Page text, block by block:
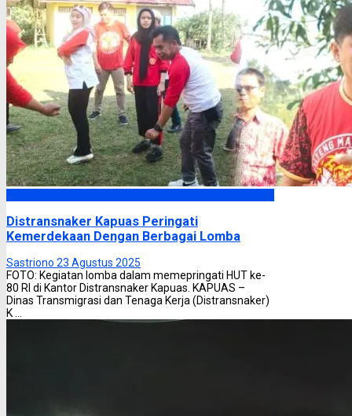
Distransnaker Kapuas Peringati
Kemerdekaan Dengan Berbagai Lomba
Sastriono 23 Agustus 2025
FOTO: Kegiatan lomba dalam memepringati HUT ke-
80 RI di Kantor Distransnaker Kapuas. KAPUAS –
Dinas Transmigrasi dan Tenaga Kerja (Distransnaker)
K ...